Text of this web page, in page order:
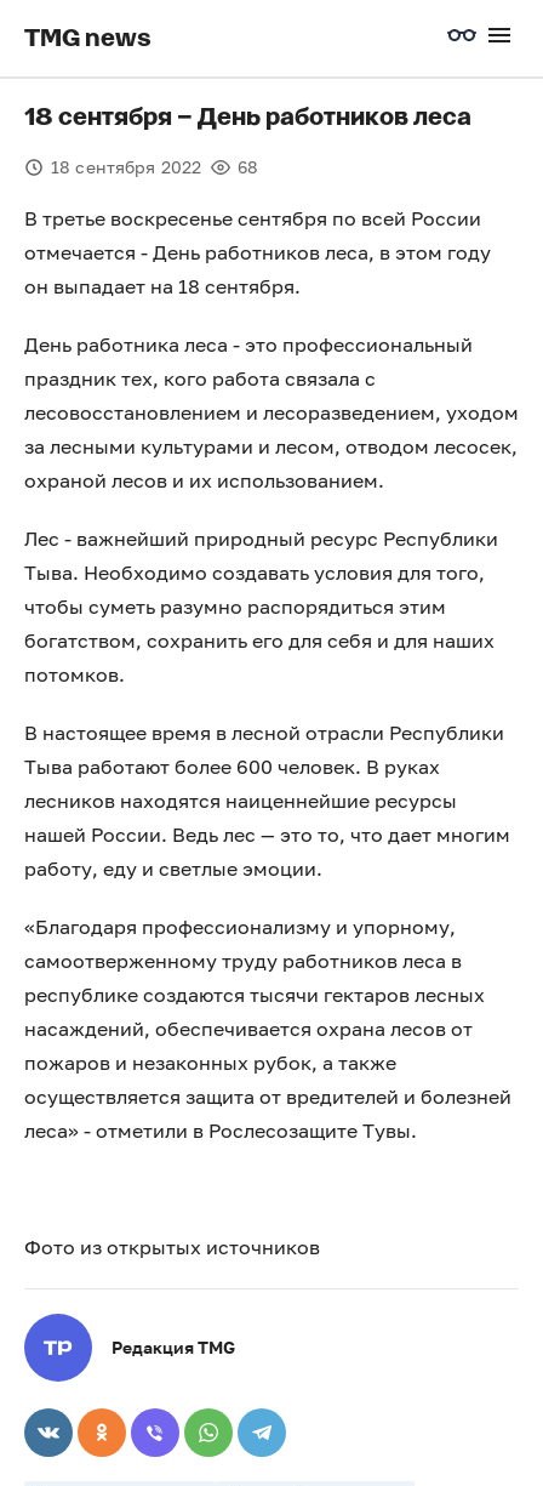
TMG news
18 сентября – День работников леса
18 сентября 2022 68
В третье воскресенье сентября по всей России
отмечается - День работников леса, в этом году
он выпадает на 18 сентября.
День работника леса - это профессиональный
праздник тех, кого работа связала с
лесовосстановлением и лесоразведением, уходом
за лесными культурами и лесом, отводом лесосек,
охраной лесов и их использованием.
Лес - важнейший природный ресурс Республики
Тыва. Необходимо создавать условия для того,
чтобы суметь разумно распорядиться этим
богатством, сохранить его для себя и для наших
потомков.
В настоящее время в лесной отрасли Республики
Тыва работают более 600 человек. В руках
лесников находятся наиценнейшие ресурсы
нашей России. Ведь лес — это то, что дает многим
работу, еду и светлые эмоции.
«Благодаря профессионализму и упорному,
самоотверженному труду работников леса в
республике создаются тысячи гектаров лесных
насаждений, обеспечивается охрана лесов от
пожаров и незаконных рубок, а также
осуществляется защита от вредителей и болезней
леса» - отметили в Рослесозащите Тувы.
Фото из открытых источников
Редакция TMG